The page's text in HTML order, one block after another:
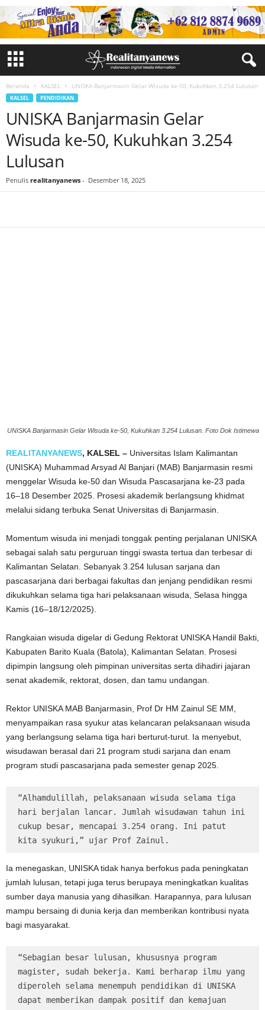
Beranda KALSEL UNISKA Banjarmasin Gelar Wisuda ke-50, Kukuhkan 3.254 Lulusan
KALSEL PENDIDIKAN
UNISKA Banjarmasin Gelar
Wisuda ke-50, Kukuhkan 3.254
Lulusan
Penulis realitanyanews - Desember 18, 2025
UNISKA Banjarmasin Gelar Wisuda ke-50, Kukuhkan 3.254 Lulusan. Foto Dok Istimewa
REALITANYANEWS, KALSEL – Universitas Islam Kalimantan
(UNISKA) Muhammad Arsyad Al Banjari (MAB) Banjarmasin resmi
menggelar Wisuda ke-50 dan Wisuda Pascasarjana ke-23 pada
16–18 Desember 2025. Prosesi akademik berlangsung khidmat
melalui sidang terbuka Senat Universitas di Banjarmasin.
Momentum wisuda ini menjadi tonggak penting perjalanan UNISKA
sebagai salah satu perguruan tinggi swasta tertua dan terbesar di
Kalimantan Selatan. Sebanyak 3.254 lulusan sarjana dan
pascasarjana dari berbagai fakultas dan jenjang pendidikan resmi
dikukuhkan selama tiga hari pelaksanaan wisuda, Selasa hingga
Kamis (16–18/12/2025).
Rangkaian wisuda digelar di Gedung Rektorat UNISKA Handil Bakti,
Kabupaten Barito Kuala (Batola), Kalimantan Selatan. Prosesi
dipimpin langsung oleh pimpinan universitas serta dihadiri jajaran
senat akademik, rektorat, dosen, dan tamu undangan.
Rektor UNISKA MAB Banjarmasin, Prof Dr HM Zainul SE MM,
menyampaikan rasa syukur atas kelancaran pelaksanaan wisuda
yang berlangsung selama tiga hari berturut-turut. Ia menyebut,
wisudawan berasal dari 21 program studi sarjana dan enam
program studi pascasarjana pada semester genap 2025.
“Alhamdulillah, pelaksanaan wisuda selama tiga
hari berjalan lancar. Jumlah wisudawan tahun ini
cukup besar, mencapai 3.254 orang. Ini patut
kita syukuri,” ujar Prof Zainul.
Ia menegaskan, UNISKA tidak hanya berfokus pada peningkatan
jumlah lulusan, tetapi juga terus berupaya meningkatkan kualitas
sumber daya manusia yang dihasilkan. Harapannya, para lulusan
mampu bersaing di dunia kerja dan memberikan kontribusi nyata
bagi masyarakat.
“Sebagian besar lulusan, khususnya program
magister, sudah bekerja. Kami berharap ilmu yang
diperoleh selama menempuh pendidikan di UNISKA
dapat memberikan dampak positif dan kemajuan